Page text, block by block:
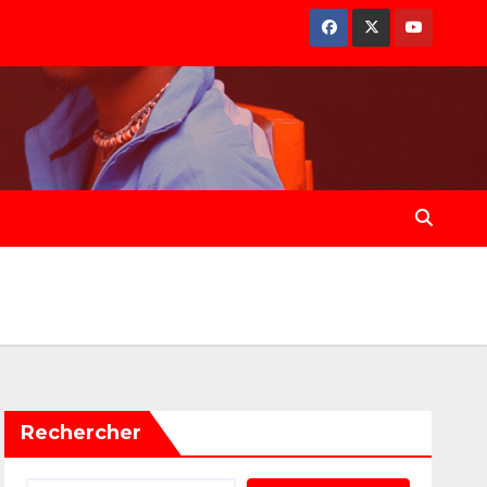
Rechercher